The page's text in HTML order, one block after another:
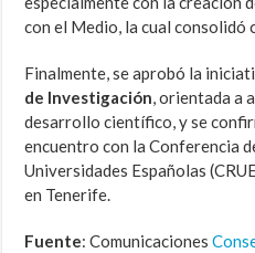
con el Medio, la cual consolidó
Finalmente, se aprobó la
de Investigación, orientada a
desarrollo científico, y se
encuentro con la Conferencia
Universidades Españolas
en Tenerife.
Fuente: Comunicaciones